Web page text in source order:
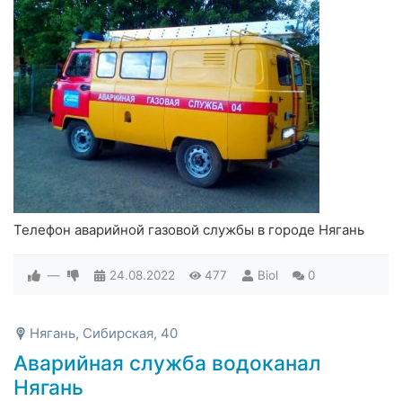
Телефон аварийной газовой службы в городе Нягань
— 24.08.2022 477 Biol 0
Нягань, Сибирская, 40
Аварийная служба водоканал
Нягань